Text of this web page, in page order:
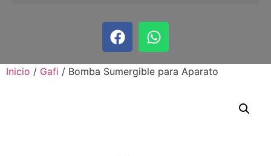
Inicio / Gafi / Bomba Sumergible para Aparato